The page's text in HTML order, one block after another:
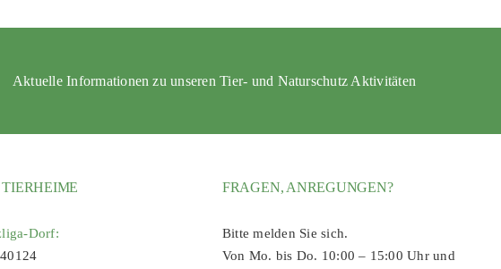
Aktuelle Informationen zu unseren Tier- und Naturschutz Aktivitäten
Dorf:
FRAGEN, ANREGUNGEN?
Bitte melden Sie sich.
Von Mo. bis Do. 10:00 – 15:00 Uhr und